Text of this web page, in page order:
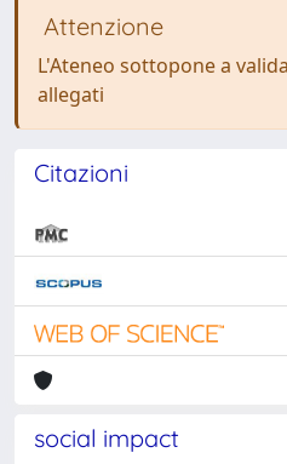
Attenzione
L'Ateneo sottopone a
allegati
Citazioni
social impact